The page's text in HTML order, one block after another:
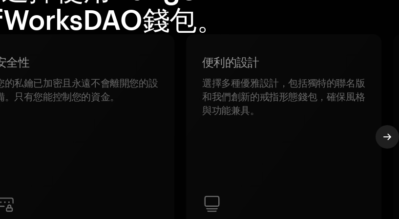
錢包。
全性
的私鑰已加密且永遠不會離開您的設
。只有您能控制您的資金。
便利的設計
選擇多種優雅設計，包括獨特的聯名版
和我們創新的戒指形態錢包，確保風格
與功能兼具。